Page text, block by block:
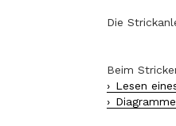
Die
Beim
Lesen